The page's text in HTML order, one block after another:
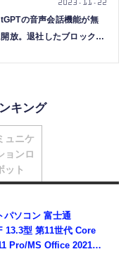
の音声会話機能が無
放。退社したブロックマ
2023.11.22
キング
パソコン 富士通
13.3型 第11世代 Core
Pro/MS Office 2021搭
ュニケ
ョンロ
ット